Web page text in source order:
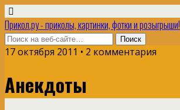
Прикол.ру - приколы, картинки, фотки и розыгрыши!
17 октября 2011 • 2 комментария
Анекдоты